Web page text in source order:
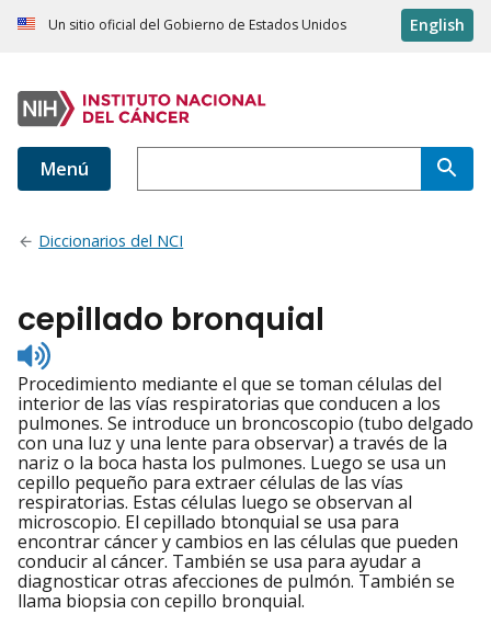
Un sitio oficial del Gobierno de Estados Unidos English
Menú
Diccionarios del NCI
cepillado bronquial
Listen
to
pronunciation
Procedimiento mediante el que se toman células del
interior de las vías respiratorias que conducen a los
pulmones. Se introduce un broncoscopio (tubo delgado
con una luz y una lente para observar) a través de la
nariz o la boca hasta los pulmones. Luego se usa un
cepillo pequeño para extraer células de las vías
respiratorias. Estas células luego se observan al
microscopio. El cepillado btonquial se usa para
encontrar cáncer y cambios en las células que pueden
conducir al cáncer. También se usa para ayudar a
diagnosticar otras afecciones de pulmón. También se
llama biopsia con cepillo bronquial.